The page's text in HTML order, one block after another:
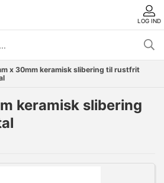
LOG IND
x 30mm keramisk slibering til rustfrit
keramisk slibering